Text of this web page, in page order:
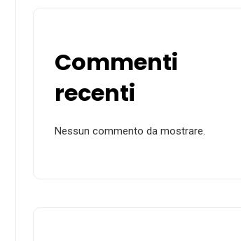
Commenti
recenti
Nessun commento da mostrare.